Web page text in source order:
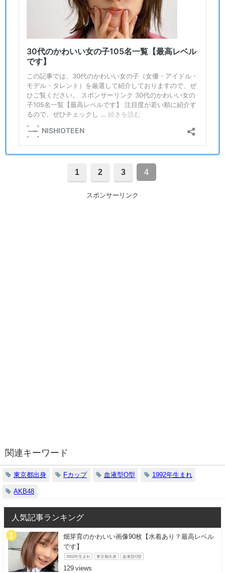
1 2 3 4
スポンサーリンク
関連キーワード
東京都出身 Fカップ 血液型O型 1992年生まれ
AKB48
人気記事ランキング
畑芽育のかわいい画像90枚【水着あり？最高レベル
です】
2002年生まれ 東京都出身 血液型O型
129